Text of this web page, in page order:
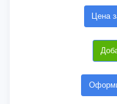
Цена